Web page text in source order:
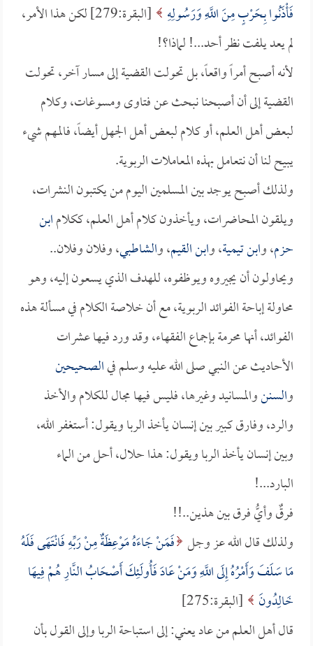
فَأْذَنُوا بِحَرْبٍ مِنَ اللَّهِ وَرَسُولِهِ
[البقرة:279] لكن هذا الأمر،
لم يعد يلفت نظر أحد...! لماذا؟!
لأنه أصبح أمراً واقعاً، بل تحولت القضية إلى مسار آخر، تحولت
القضية إلى أن أصبحنا نبحث عن فتاوى ومسوغات، وكلام
لبعض أهل العلم، أو كلام لبعض أهل الجهل أيضاً، فالمهم شيء
يبيح لنا أن نتعامل بهذه المعاملات الربوية.
ولذلك أصبح يوجد بين المسلمين اليوم من يكتبون النشرات،
ويلقون المحاضرات، ويأخذون كلام أهل العلم، ككلامابن
حزم، وابن تيمية، وابن القيم، والشاطبي، وفلان وفلان..
ويحاولون أن يجيروه ويوظفوه، للهدف الذي يسعون إليه، وهو
محاولة إباحة الفوائد الربوية، مع أن خلاصة الكلام في مسألة هذه
الفوائد، أنها محرمة بإجماع الفقهاء، وقد ورد فيها عشرات
الأحاديث عن النبي صلى الله عليه وسلم فيالصحيحين
والسننوالمسانيد وغيرها، فليس فيها مجال للكلام والأخذ
والرد، وفارق كبير بين إنسان يأخذ الربا ويقول: أستغفر الله،
وبين إنسان يأخذ الربا ويقول: هذا حلال، أحل من الماء
البارد...!
فرقٌ وأيُّ فرق بين هذين..!!
ولذلك قال الله عز وجل فَمَنْ جَاءَهُ مَوْعِظَةٌ مِنْ رَبِّهِ فَانْتَهَى فَلَهُ
مَا سَلَفَ وَأَمْرُهُ إِلَى اللَّهِ وَمَنْ عَادَ فَأُولَئِكَ أَصْحَابُ النَّارِ هُمْ فِيهَا
خَالِدُونَ
[البقرة:275]
قال أهل العلم من عاد يعني: إلى استباحة الربا وإلى القول بأن